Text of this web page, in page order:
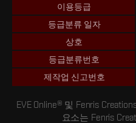
이용등급
등급분류 일자
상호
등급분류번호
제작업 신고번호
EVE Online® 및 Fenris
요소는 Fenris